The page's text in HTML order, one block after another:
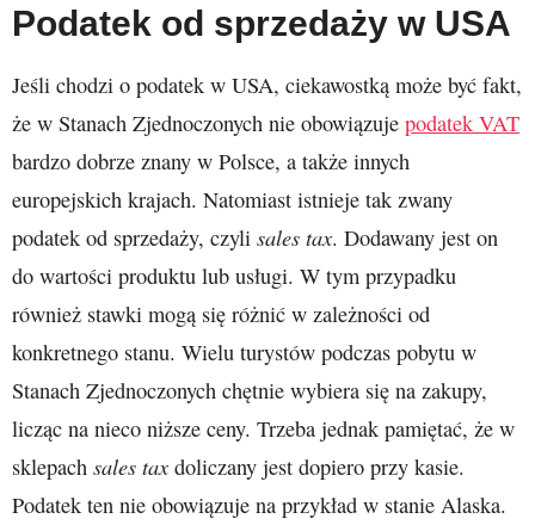
Podatek od sprzedaży w USA
Jeśli chodzi o podatek w USA, ciekawostką może być fakt,
że w Stanach Zjednoczonych nie obowiązuje podatek VAT
bardzo dobrze znany w Polsce, a także innych
europejskich krajach. Natomiast istnieje tak zwany
podatek od sprzedaży, czyli sales tax. Dodawany jest on
do wartości produktu lub usługi. W tym przypadku
również stawki mogą się różnić w zależności od
konkretnego stanu. Wielu turystów podczas pobytu w
Stanach Zjednoczonych chętnie wybiera się na zakupy,
licząc na nieco niższe ceny. Trzeba jednak pamiętać, że w
sklepach sales tax doliczany jest dopiero przy kasie.
Podatek ten nie obowiązuje na przykład w stanie Alaska.